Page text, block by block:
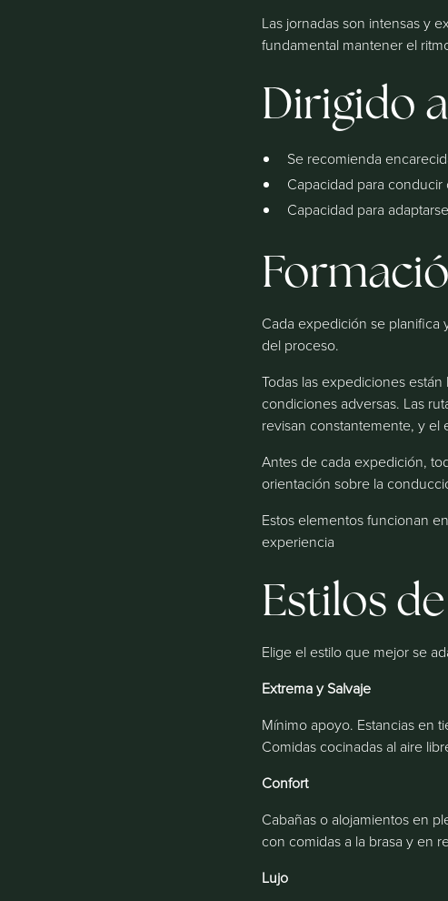
Las jornadas son intensas y
fundamental mantener el
Dirigido
Se recomienda
Capacidad para
Capacidad para
Cada expedición se
del proceso.
Todas las expediciones
condiciones adversas. Las
revisan constantemente, y el
Antes de cada expedición,
orientación sobre la
Estos elementos funcionan
experiencia
Estilos
Elige el estilo que mejor se
Extrema y Salvaje
Mínimo apoyo. Estancias en
Comidas cocinadas al aire
Confort
Cabañas o alojamientos en
con comidas a la brasa y en
Lujo